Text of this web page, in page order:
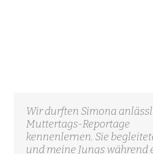
Wir durften Simona
Muttertags-Reportage
kennenlernen. Sie
und meine Jungs während